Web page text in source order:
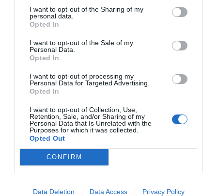
I want to opt-out of the Sharing of my
personal data.
Opted In
I want to opt-out of the Sale of my
Personal Data.
Opted In
I want to opt-out of processing my
Personal Data for Targeted Advertising.
Opted In
I want to opt-out of Collection, Use,
Retention, Sale, and/or Sharing of my
Personal Data that Is Unrelated with the
Purposes for which it was collected.
Opted Out
CONFIRM
Data Deletion Data Access Privacy Policy
Índex2P
Uefa
Champions League
Añadir 2Playbookcomo fuente preferida de Google
de forma gratuita
Mantente informado con las últimas noticias de actualidad.
Imprimir